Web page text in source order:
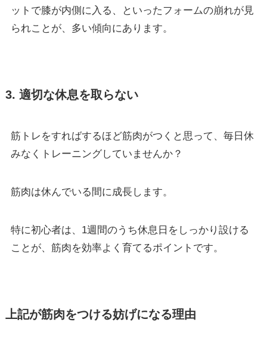
ットで膝が内側に入る、といったフォームの崩れが見
られことが、多い傾向にあります。
3. 適切な休息を取らない
筋トレをすればするほど筋肉がつくと思って、毎日休
みなくトレーニングしていませんか？
筋肉は休んでいる間に成長します。
特に初心者は、1週間のうち休息日をしっかり設ける
ことが、筋肉を効率よく育てるポイントです。
上記が筋肉をつける妨げになる理由